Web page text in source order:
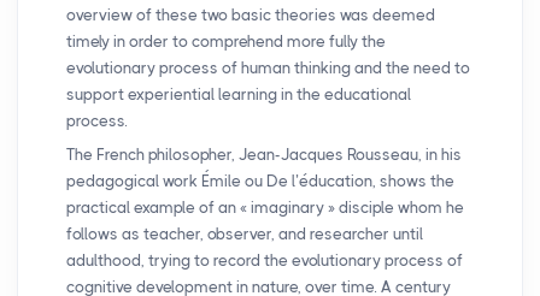
overview of these two basic theories was deemed
timely in order to comprehend more fully the
evolutionary process of human thinking and the need to
support experiential learning in the educational
process.
The French philosopher, Jean-Jacques Rousseau, in his
pedagogical work Émile ou De l’éducation, shows the
practical example of an « imaginary » disciple whom he
follows as teacher, observer, and researcher until
adulthood, trying to record the evolutionary process of
cognitive development in nature, over time. A century